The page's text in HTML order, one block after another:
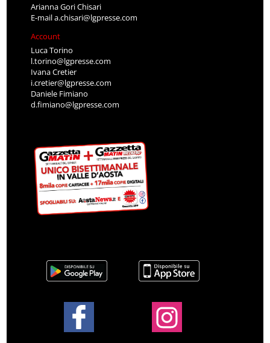
Arianna Gori Chisari
E-maila.chisari@lgpresse.com
Account
Luca Torino
l.torino@lgpresse.com
Ivana Cretier
i.cretier@lgpresse.com
Daniele Fimiano
d.fimiano@lgpresse.com